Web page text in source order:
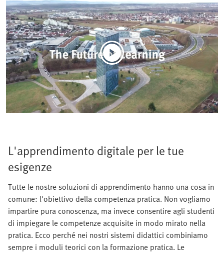
L'apprendimento digitale per le tue
esigenze
Tutte le nostre soluzioni di apprendimento hanno una cosa in
comune: l'obiettivo della competenza pratica. Non vogliamo
impartire pura conoscenza, ma invece consentire agli studenti
di impiegare le competenze acquisite in modo mirato nella
pratica. Ecco perché nei nostri sistemi didattici combiniamo
sempre i moduli teorici con la formazione pratica. Le